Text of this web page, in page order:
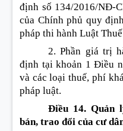
định số 134/2016/NĐ-
của Chính phủ quy
pháp thi hành Luật
2. Phần giá trị
định tại khoản 1 Điều
và các loại thuế, phí
pháp luật.
Điều 14. Quản
bán, trao đổi của cư